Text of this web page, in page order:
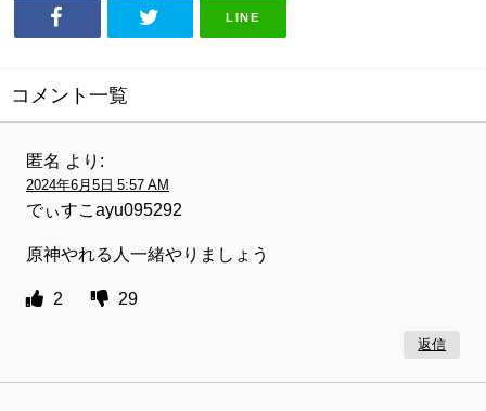
LINE
コメント一覧
匿名 より:
2024年6月5日 5:57 AM
でぃすこayu095292
原神やれる人一緒やりましょう
2 29
返信